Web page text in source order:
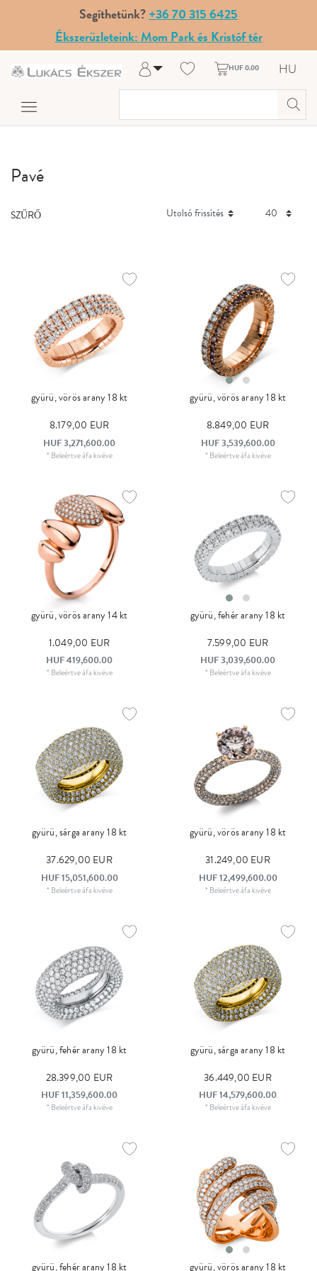
Segíthetünk?+36 70 315 6425
Ékszerüzleteink: Mom Park és Kristóf tér
Belépés
A fiókom
HUF 0.00 HU
Pavé
SZŰRŐ
gyürü, vörös arany 18 kt
8.179,00 EUR
HUF 3,271,600.00
* Beleértve áfa kivéve
gyürü, vörös arany 18 kt
8.849,00 EUR
HUF 3,539,600.00
* Beleértve áfa kivéve
gyürü, vörös arany 14 kt
1.049,00 EUR
HUF 419,600.00
* Beleértve áfa kivéve
gyürü, fehér arany 18 kt
7.599,00 EUR
HUF 3,039,600.00
* Beleértve áfa kivéve
gyürü, sárga arany 18 kt
37.629,00 EUR
HUF 15,051,600.00
* Beleértve áfa kivéve
gyürü, vörös arany 18 kt
31.249,00 EUR
HUF 12,499,600.00
* Beleértve áfa kivéve
gyürü, fehér arany 18 kt
28.399,00 EUR
HUF 11,359,600.00
* Beleértve áfa kivéve
gyürü, sárga arany 18 kt
36.449,00 EUR
HUF 14,579,600.00
* Beleértve áfa kivéve
gyürü, fehér arany 18 kt gyürü, vörös arany 18 kt